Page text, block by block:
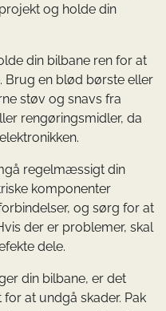
og holde din
din bilbane ren for at
Brug en blød børste eller
støv og snavs fra
rengøringsmidler, da
regelmæssigt din
komponenter
og sørg for at
der er problemer, skal
dele.
din bilbane, er det
at undgå skader. Pak